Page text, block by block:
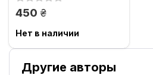
450 грн.
Нет в наличии
Другие авторы